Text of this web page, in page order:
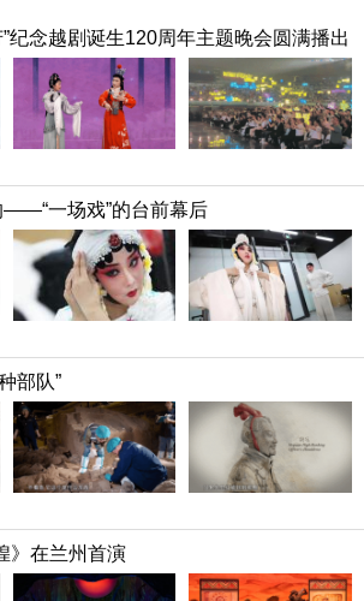
”纪念越剧诞生120周年主题晚会圆满播出
——“一场戏”的台前幕后
部队”
》在兰州首演